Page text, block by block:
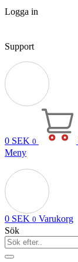
Logga in
Support
0 SEK 0
Meny
0 SEK 0 Varukorg
Sök